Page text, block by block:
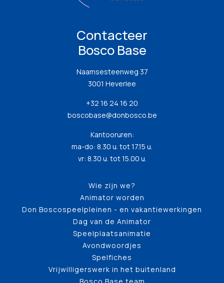
Contacteer
Bosco Base
Naamsesteenweg 37
3001 Heverlee
+32 16 24 16 20
boscobase@donbosco.be
Kantooruren:
ma-do: 8.30 u. tot 17.15 u.
vr: 8.30 u. tot 15.00 u.
Wie zijn we?
Animator worden
Don Boscospeelpleinen - en vakantiewerkingen
Dag van de Animator
Speelplaatsanimatie
Avondwoordjes
Spelfiches
Vrijwilligerswerk in het buitenland